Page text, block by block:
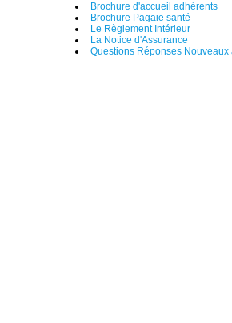
Brochure d'accueil adhérents
Brochure Pagaie santé
Le Règlement Intérieur
La Notice d'Assurance
Questions Réponses Nouveaux